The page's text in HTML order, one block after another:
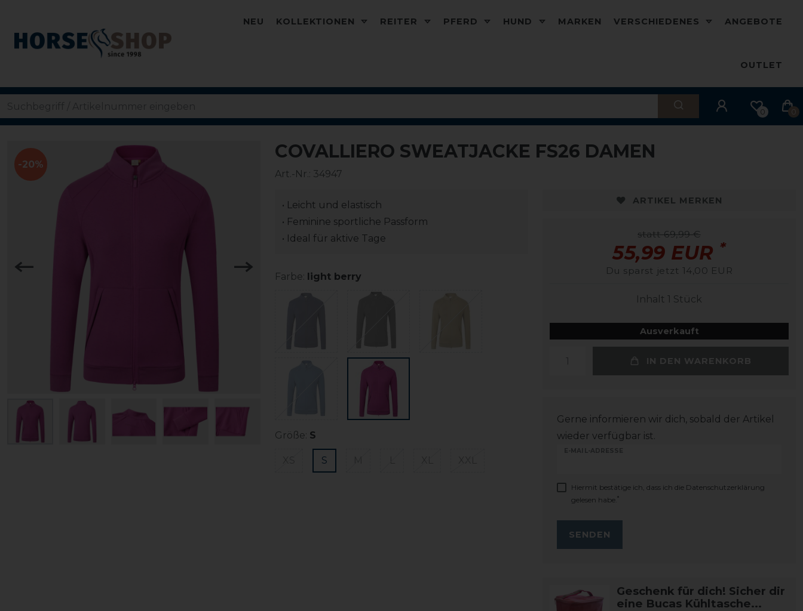
NEU KOLLEKTIONEN REITER PFERD HUND MARKEN VERSCHIEDENES ANGEBOTE
OUTLET
0 0
-20%
COVALLIERO SWEATJACKE FS26 DAMEN
Art.-Nr.: 34947
• Leicht und elastisch
• Feminine sportliche Passform
• Ideal für aktive Tage
Farbe: light berry
Größe: S
S
ARTIKEL MERKEN
statt 69,99 €
55,99 EUR *
Du sparst jetzt 14,00 EUR
Inhalt 1 Stück
Ausverkauft
IN DEN WARENKORB
Gerne informieren wir dich, sobald der Artikel
wieder verfügbar ist.
E-MAIL-ADRESSE
Hiermit bestätige ich, dass ich die Daten­schutz­erklärung
gelesen habe. *
SENDEN
Geschenk für dich! Sicher dir
eine Bucas Kühltasche...